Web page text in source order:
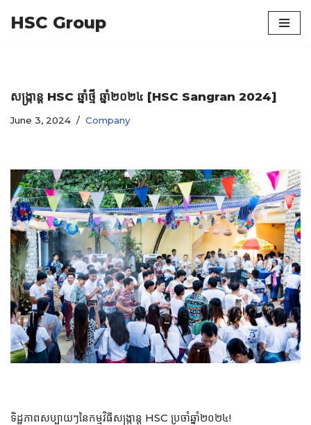
HSC Group
សង្ក្រាន្ត HSC ឆ្នាំថ្មី ឆ្នាំ២០២៤ [HSC Sangran 2024]
June 3, 2024 Company
ទិដ្ឋភាពសប្បាយៗនៃកម្មវិធីសង្ក្រាន្ត HSC ប្រចាំឆ្នាំ២០២៤!